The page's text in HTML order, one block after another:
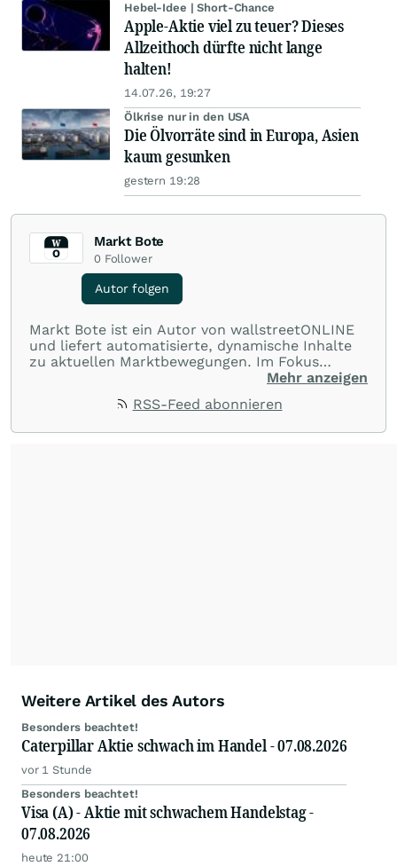
Hebel-Idee | Short-Chance
Apple-Aktie viel zu teuer? Dieses
Allzeithoch dürfte nicht lange
halten!
14.07.26, 19:27
Ölkrise nur in den USA
Die Ölvorräte sind in Europa, Asien
kaum gesunken
gestern 19:28
Markt Bote
0 Follower
Autor folgen
Markt Bote ist ein Autor von wallstreetONLINE
und liefert automatisierte, dynamische Inhalte
zu aktuellen Marktbewegungen. Im Fokus
stehen Tops und Flops, Branchentrends und
Rohstoffe oder Krypto – die Beiträge sind kurz,
Mehr anzeigen
RSS-Feed abonnieren
Weitere Artikel des Autors
Besonders beachtet!
Caterpillar Aktie schwach im Handel - 07.08.2026
vor 1 Stunde
Besonders beachtet!
Visa (A) - Aktie mit schwachem Handelstag -
07.08.2026
heute 21:00